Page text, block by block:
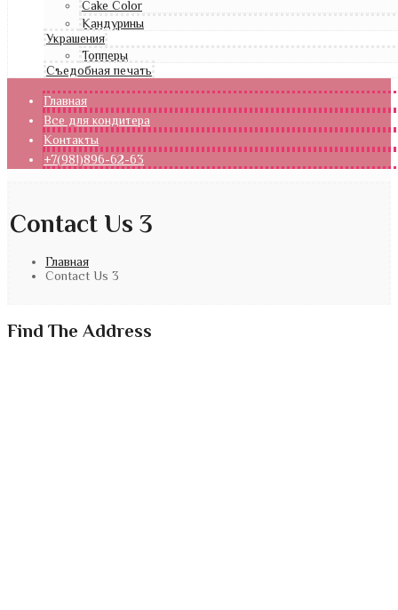
Cake Color
Кандурины
Украшения
Топперы
Съедобная печать
Главная
Все для кондитера
Контакты
+7(981)896-62-63
Contact Us 3
Главная
Contact Us 3
Find The Address